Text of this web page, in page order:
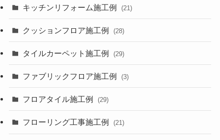
キッチンリフォーム施工例 (21)
クッションフロア施工例 (28)
タイルカーペット施工例 (29)
ファブリックフロア施工例 (3)
フロアタイル施工例 (29)
フローリング工事施工例 (21)